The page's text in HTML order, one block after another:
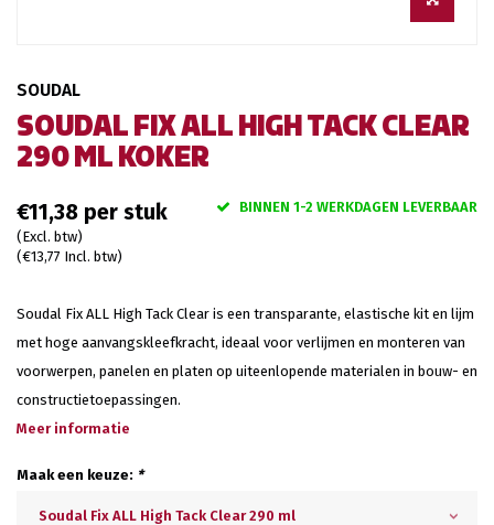
SOUDAL FIX ALL HIGH TACK CLEAR
290 ML KOKER
SOUDAL
€11,38
(Excl. btw)
(€13,77 Incl. btw)
BINNEN 1-2 WERKDAGEN LEVERBAAR
Soudal Fix ALL High Tack Clear is een transparante, elastische kit en lijm
met hoge aanvangskleefkracht, ideaal voor verlijmen en monteren van
voorwerpen, panelen en platen op uiteenlopende materialen in bouw- en
constructietoepassingen.
Meer informatie
Maak een keuze: *
Soudal Fix ALL High Tack Clear 290 ml